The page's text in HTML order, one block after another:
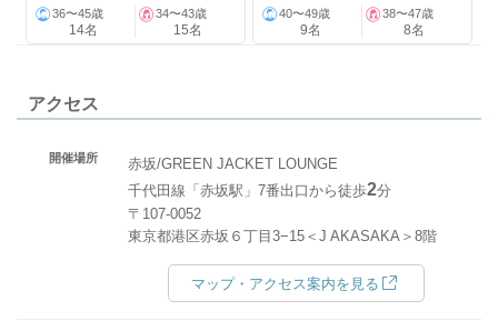
36〜45歳
14名
34〜43歳
15名
40〜49歳
9名
38〜47歳
8名
アクセス
開催場所
赤坂/GREEN JACKET LOUNGE
千代田線「赤坂駅」7番出口から徒歩2分
〒107-0052
東京都港区赤坂６丁目3−15＜J AKASAKA＞8階
マップ・アクセス案内を見る